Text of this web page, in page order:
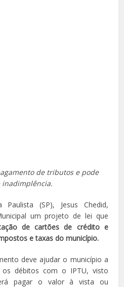
de tributos e pode
(SP), Jesus Chedid,
um projeto de lei que
de cartões de crédito e
e taxas do município.
deve ajudar o município a
os débitos com o IPTU, visto
pagar o valor à vista ou